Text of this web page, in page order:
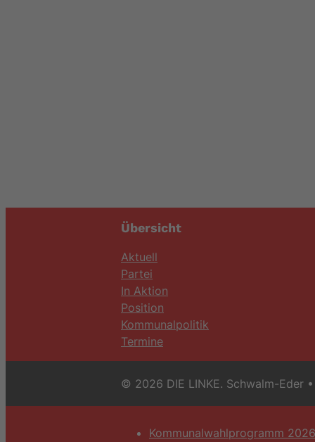
Übersicht
Aktuell
Partei
In Aktion
Position
Kommunalpolitik
Termine
© 2026 DIE LINKE. Schwalm-Eder
Kommunalwahlprogramm 2026